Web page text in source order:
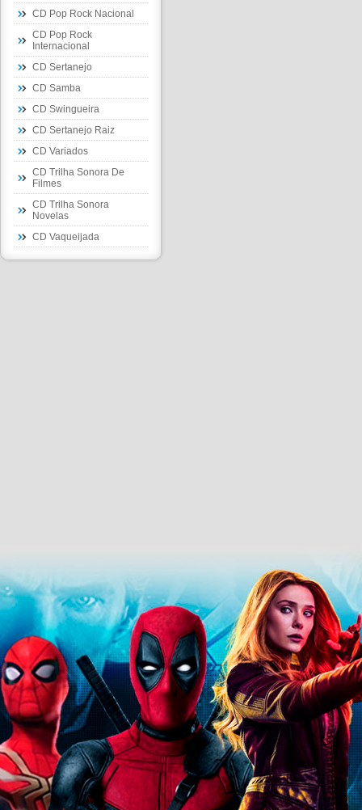
CD Pop Rock Nacional
CD Pop Rock
Internacional
CD Sertanejo
CD Samba
CD Swingueira
CD Sertanejo Raiz
CD Variados
CD Trilha Sonora De
Filmes
CD Trilha Sonora
Novelas
CD Vaqueijada